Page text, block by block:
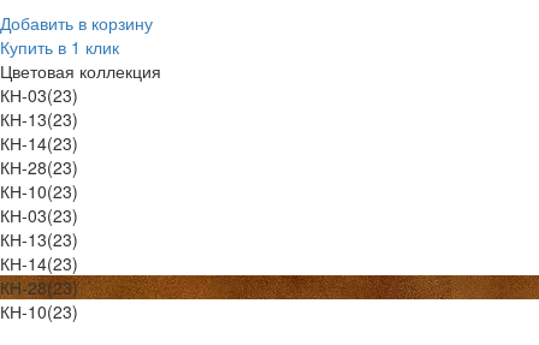
Добавить в корзину
Купить в 1 клик
Цветовая коллекция
КН-03(23)
КН-13(23)
КН-14(23)
КН-28(23)
КН-10(23)
КН-03(23)
КН-13(23)
КН-14(23)
КН-28(23)
КН-10(23)